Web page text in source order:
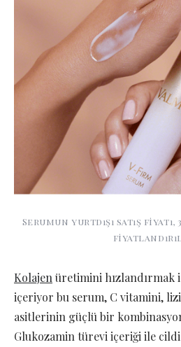
Serumun yurtdışı satış
Kolajen üretimini
içeriyor bu serum, C vitamini,
asitlerinin güçlü bir
Glukozamin türevi içeriği ile